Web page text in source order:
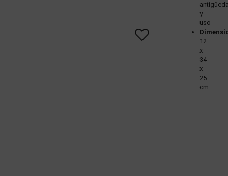
y
uso
12
x
34
x
25
cm.